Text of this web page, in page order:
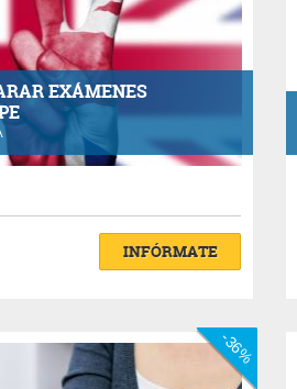
EXÁMENES
INFÓRMATE
-36%